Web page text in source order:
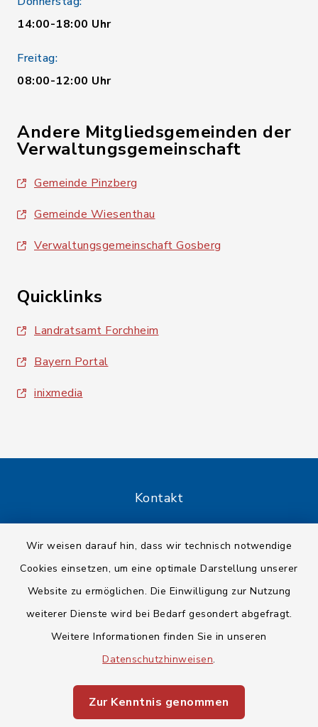
Wir weisen darauf hin, dass wir technisch notwendige
Cookies einsetzen, um eine optimale Darstellung unserer
Website zu ermöglichen. Die Einwilligung zur Nutzung
weiterer Dienste wird bei Bedarf gesondert abgefragt.
Weitere Informationen finden Sie in unseren
Datenschutzhinweisen.
Zur Kenntnis genommen
14:00-18:00 Uhr
Freitag:
08:00-12:00 Uhr
Andere Mitgliedsgemeinden der
Verwaltungsgemeinschaft
Gemeinde Pinzberg
Gemeinde Wiesenthau
Verwaltungsgemeinschaft Gosberg
Quicklinks
Landratsamt Forchheim
Bayern Portal
inixmedia
Kontakt
Datenschutz
Impressum
Sitemap
Cookie-Einstellungen